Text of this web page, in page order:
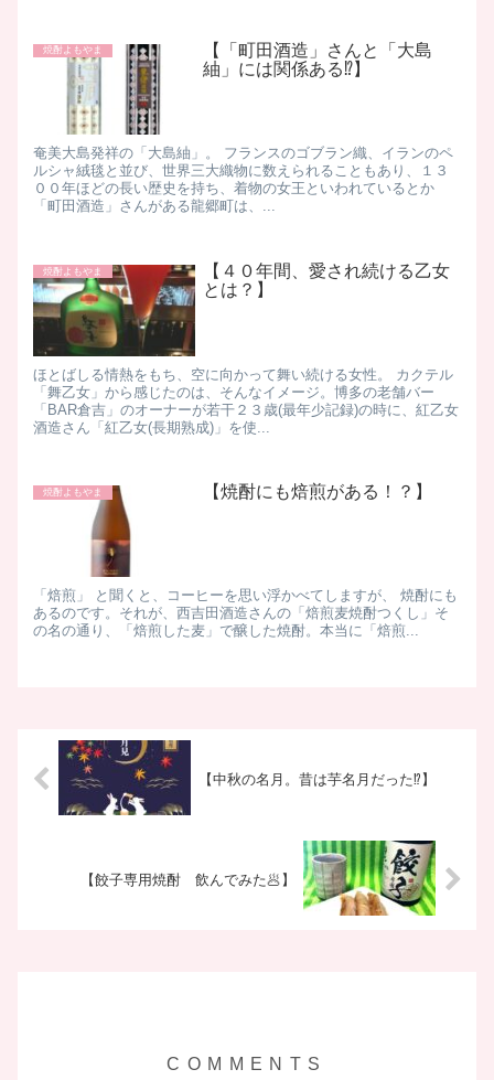
焼酎よもやま
【「町田酒造」さんと「大島
紬」には関係ある⁉】
奄美大島発祥の「大島紬」。 フランスのゴブラン織、イランのペ
ルシャ絨毯と並び、世界三大織物に数えられることもあり、１３
００年ほどの長い歴史を持ち、着物の女王といわれているとか ​
「町田酒造」さんがある龍郷町は、...
焼酎よもやま
【４０年間、愛され続ける乙女
とは？】
ほとばしる情熱をもち、空に向かって舞い続ける女性。 カクテル
「舞乙女」から感じたのは、そんなイメージ。 ​ 博多の老舗バー
「BAR倉吉」のオーナーが若干２３歳(最年少記録)の時に、紅乙女
酒造さん「紅乙女(長期熟成)」を使...
焼酎よもやま 【焼酎にも焙煎がある！？】
「焙煎」 と聞くと、コーヒーを思い浮かべてしますが、 焼酎にも
あるのです。 ​ それが、西吉田酒造さんの「焙煎麦焼酎つくし」 ​ そ
の名の通り、「焙煎した麦」で醸した焼酎。 ​ 本当に「焙煎...
【中秋の名月。昔は芋名月だった⁉】
【餃子専用焼酎 飲んでみた🥟】